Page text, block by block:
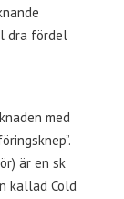
dra fördel
med
är en sk
kallad Cold